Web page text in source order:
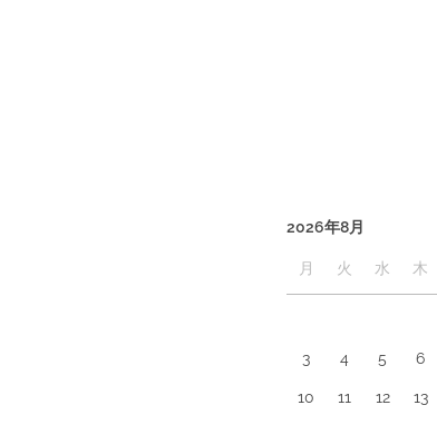
2026年8月
月 火 水 木
3 4 5 6
10 11 12 13